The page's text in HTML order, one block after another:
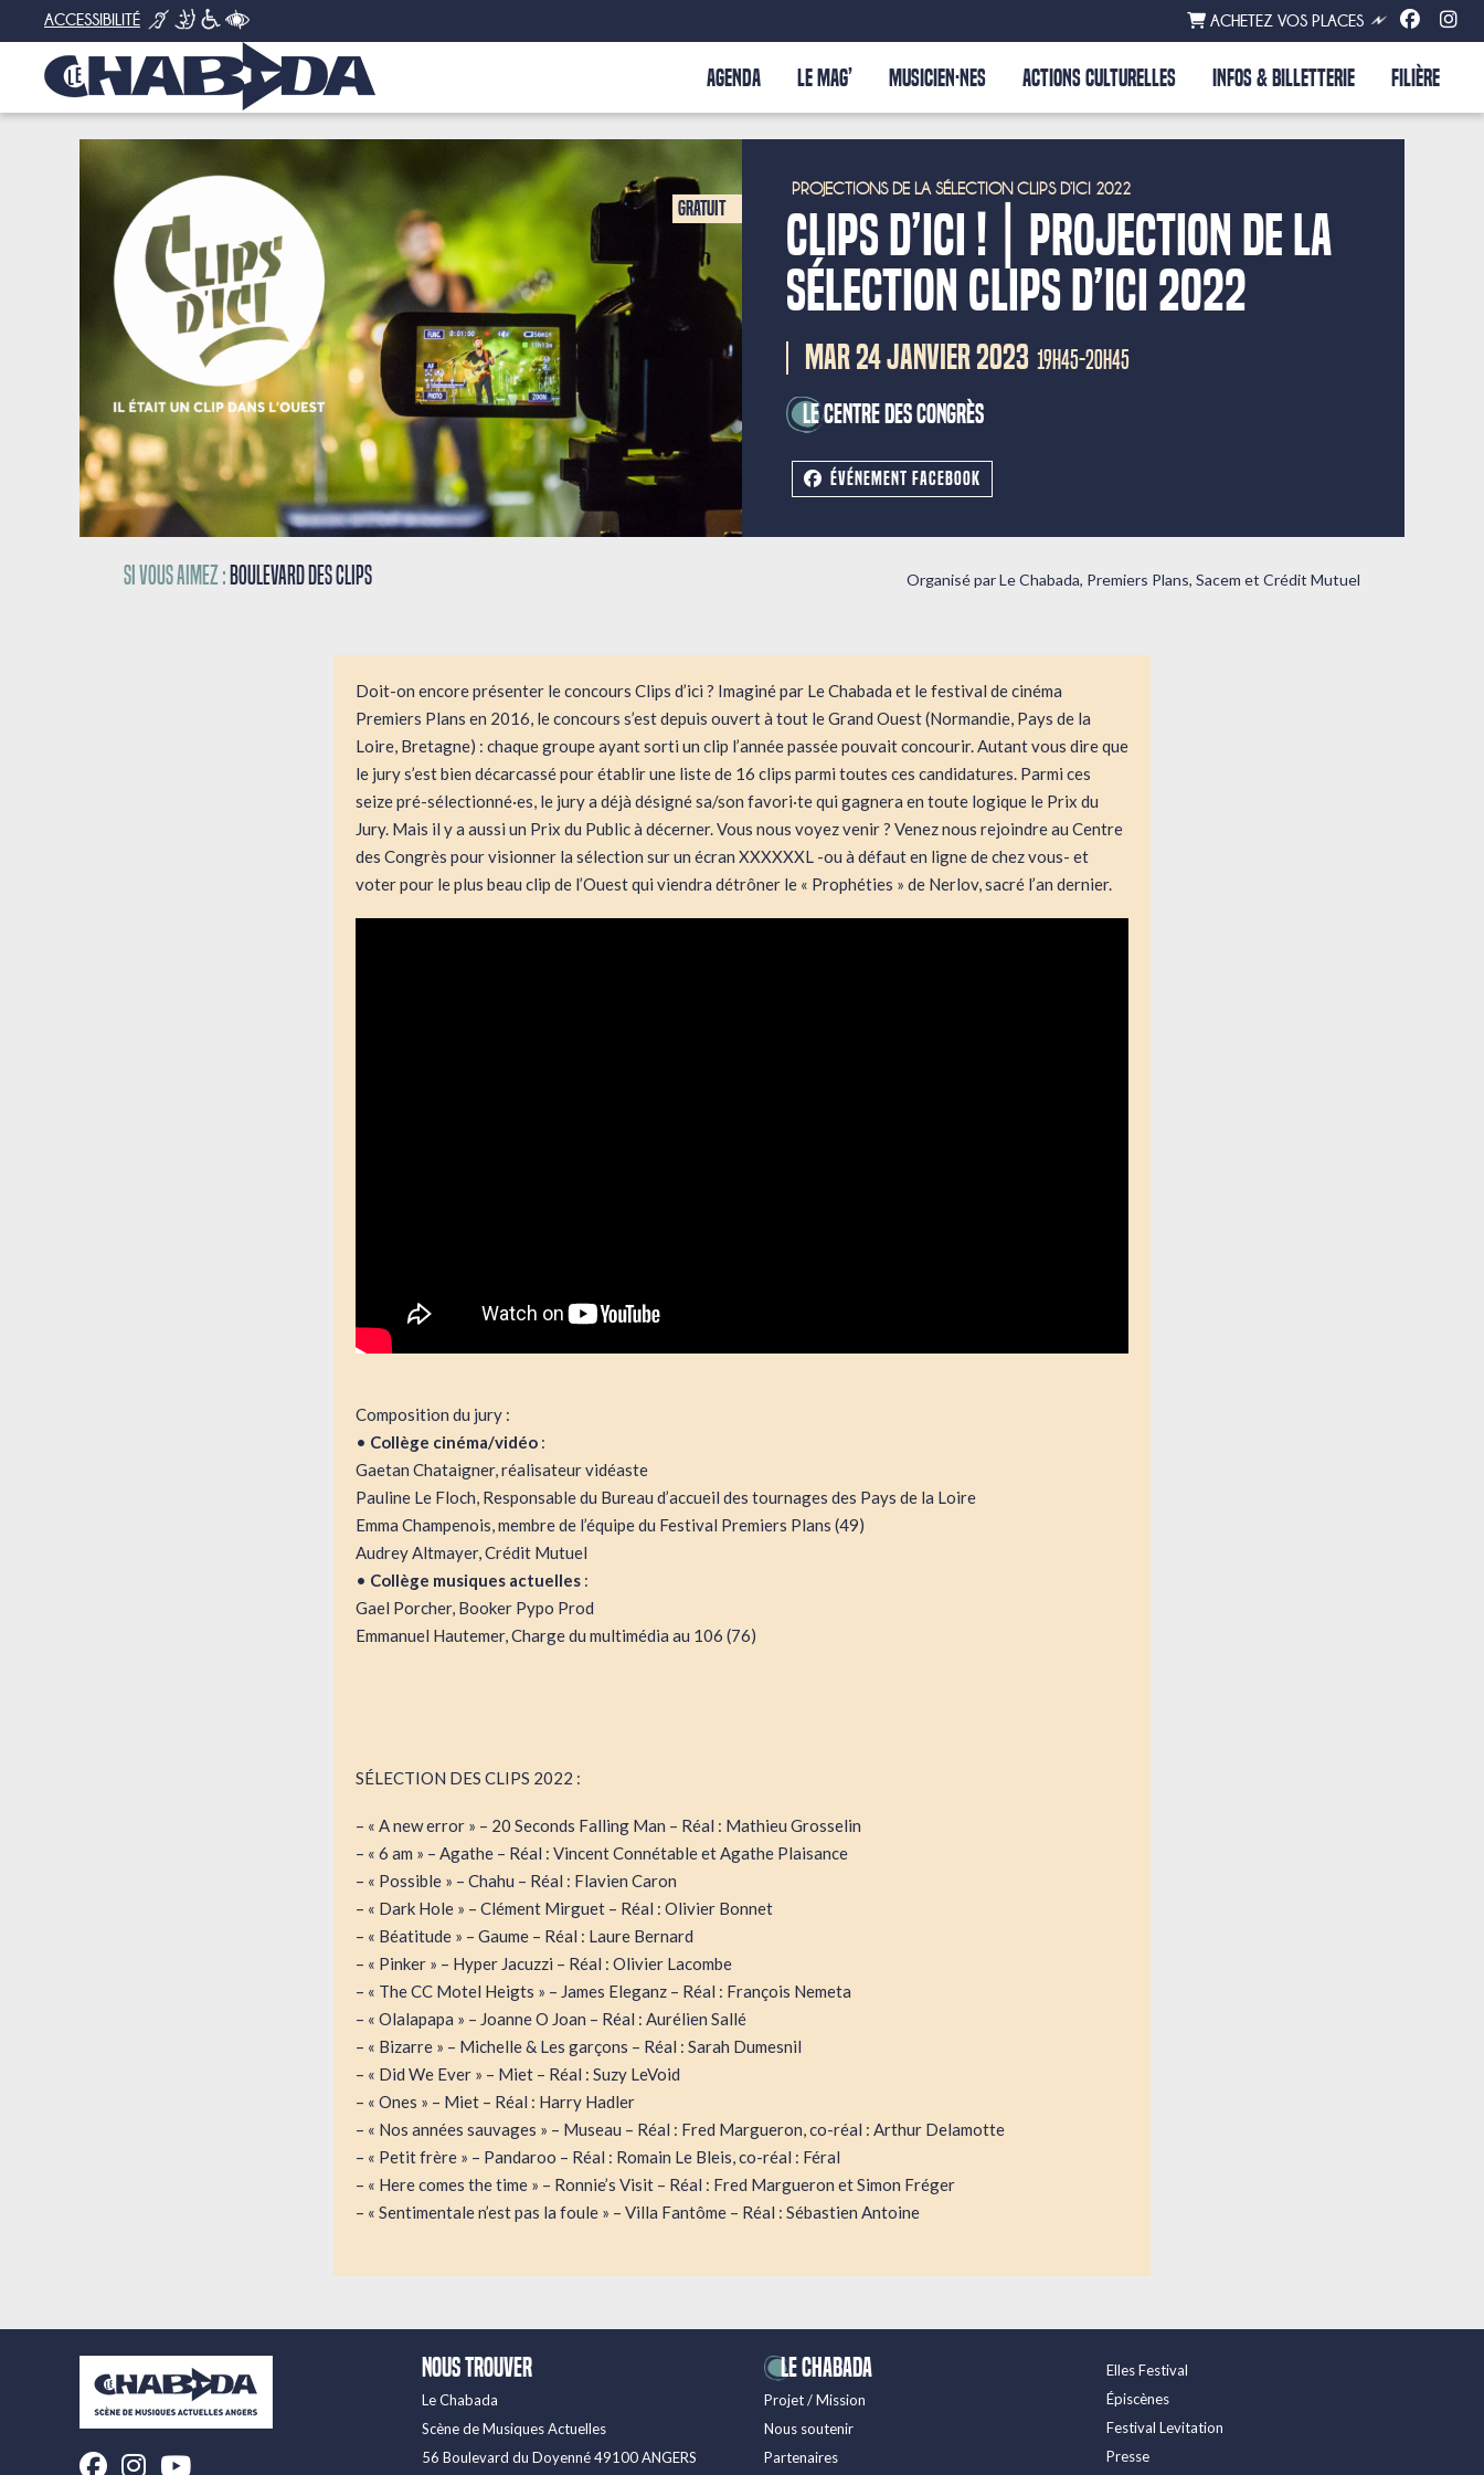
ACCESSIBILITÉ ACHETEZ VOS PLACES
AGENDA LE MAG’ MUSICIEN·NES ACTIONS CULTURELLES INFOS & BILLETTERIE FILIÈRE
Gratuit
PROJECTIONS DE LA SÉLECTION CLIPS D’ICI 2022
Clips d’Ici ! | Projection de la
sélection Clips d’ici 2022
MAR 24 JANVIER 2023 19H45-20H45
Le Centre des Congrès
ÉVÉNEMENT FACEBOOK
Si vous aimez : Boulevard des Clips Organisé par Le Chabada, Premiers Plans, Sacem et Crédit Mutuel
Doit-on encore présenter le concours Clips d’ici ? Imaginé par Le Chabada et le festival de cinéma
Premiers Plans en 2016, le concours s’est depuis ouvert à tout le Grand Ouest (Normandie, Pays de la
Loire, Bretagne) : chaque groupe ayant sorti un clip l’année passée pouvait concourir. Autant vous dire que
le jury s’est bien décarcassé pour établir une liste de 16 clips parmi toutes ces candidatures. Parmi ces
seize pré-sélectionné·es, le jury a déjà désigné sa/son favori·te qui gagnera en toute logique le Prix du
Jury. Mais il y a aussi un Prix du Public à décerner. Vous nous voyez venir ? Venez nous rejoindre au Centre
des Congrès pour visionner la sélection sur un écran XXXXXXL -ou à défaut en ligne de chez vous- et
voter pour le plus beau clip de l’Ouest qui viendra détrôner le « Prophéties » de Nerlov, sacré l’an dernier.
Composition du jury :
• Collège cinéma/vidéo :
Gaetan Chataigner, réalisateur vidéaste
Pauline Le Floch, Responsable du Bureau d’accueil des tournages des Pays de la Loire
Emma Champenois, membre de l’équipe du Festival Premiers Plans (49)
Audrey Altmayer, Crédit Mutuel
• Collège musiques actuelles :
Gael Porcher, Booker Pypo Prod
Emmanuel Hautemer, Charge du multimédia au 106 (76)
SÉLECTION DES CLIPS 2022 :
– « A new error » – 20 Seconds Falling Man – Réal : Mathieu Grosselin
– « 6 am » – Agathe – Réal : Vincent Connétable et Agathe Plaisance
– « Possible » – Chahu – Réal : Flavien Caron
– « Dark Hole » – Clément Mirguet – Réal : Olivier Bonnet
– « Béatitude » – Gaume – Réal : Laure Bernard
– « Pinker » – Hyper Jacuzzi – Réal : Olivier Lacombe
– « The CC Motel Heigts » – James Eleganz – Réal : François Nemeta
– « Olalapapa » – Joanne O Joan – Réal : Aurélien Sallé
– « Bizarre » – Michelle & Les garçons – Réal : Sarah Dumesnil
– « Did We Ever » – Miet – Réal : Suzy LeVoid
– « Ones » – Miet – Réal : Harry Hadler
– « Nos années sauvages » – Museau – Réal : Fred Margueron, co-réal : Arthur Delamotte
– « Petit frère » – Pandaroo – Réal : Romain Le Bleis, co-réal : Féral
– « Here comes the time » – Ronnie’s Visit – Réal : Fred Margueron et Simon Fréger
– « Sentimentale n’est pas la foule » – Villa Fantôme – Réal : Sébastien Antoine
Facebook
Instagram
Youtube
Nous trouver
Le Chabada
Scène de Musiques Actuelles
56 Boulevard du Doyenné 49100 ANGERS
LE CHABADA
Projet / Mission
Nous soutenir
Partenaires
Elles Festival
Épiscènes
Festival Levitation
Presse